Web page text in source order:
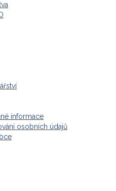
informace
osobních údajů